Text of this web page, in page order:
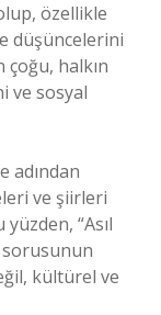
özellikle
düşüncelerini
çoğu, halkın
ve sosyal
adından
ve şiirleri
“Asıl
sorusunun
kültürel ve